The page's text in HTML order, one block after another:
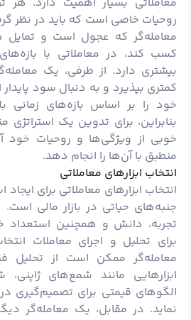
روحیات خاصی است که باید در نظر
معامله‌گر که عجول است و تمایل
کسب کند، در معاملاتی با
بیشتری دارد. از طرفی، یک
کمتری بپذیرد و به دنبال سود پایدار
خود را بر اساس بازه‌های زمانی
بنابراین، برای تدوین یک استراتژی
خوبی از ویژگی‌ها و روحیات خود
منطبق با آن‌ها را انجام دهد.
انتخاب ابزارهای معاملاتی
انتخاب ابزارهای معاملاتی برای ایجاد
جنبه‌های حیاتی در بازار مالی
تجربه، دانش و همچنین استعداد
برای تحلیل و اجرای معاملات
معامله‌گر ممکن است از تحلیل
ابزارهایی مانند شمع‌های
الگوهای قیمتی برای تصمیم‌گیری
نماید. در مقابل، یک معامله‌گر